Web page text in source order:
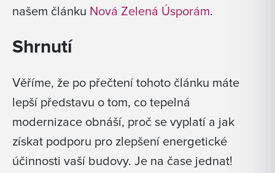
našem článku Nová Zelená Úsporám.
Shrnutí
Věříme, že po přečtení tohoto článku máte
lepší představu o tom, co tepelná
modernizace obnáší, proč se vyplatí a jak
získat podporu pro zlepšení energetické
účinnosti vaší budovy. Je na čase jednat!